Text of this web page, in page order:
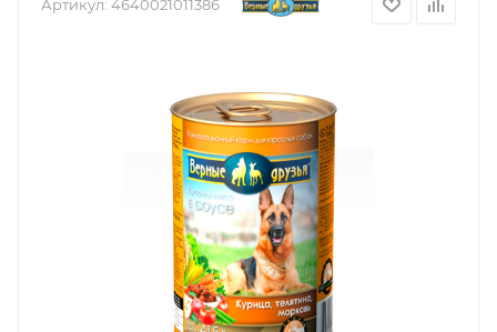
Артикул: 4640021011386